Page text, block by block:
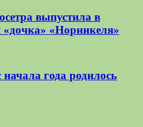
выпустила в
«дочка» «Норникеля»
года родилось